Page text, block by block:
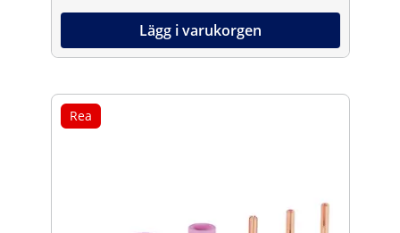
Lägg i varukorgen
Rea